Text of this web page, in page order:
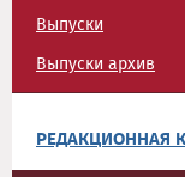
Выпуски
Выпуски архив
РЕДАКЦИОННАЯ